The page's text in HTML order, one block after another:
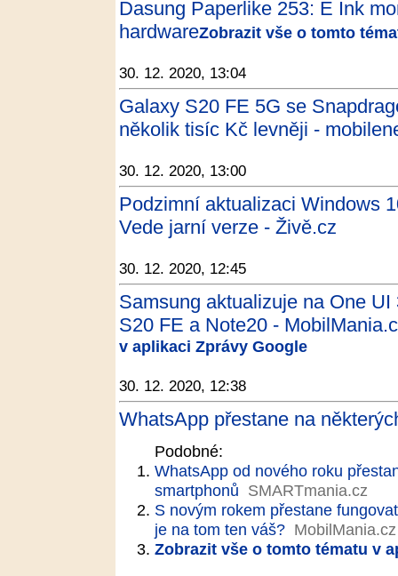
Dasung Paperlike 253: E Ink
hardwareZobrazit vše o tomto
30. 12. 2020, 13:04
Galaxy S20 FE 5G se
několik tisíc Kč levněji -
30. 12. 2020, 13:00
Podzimní aktualizaci Windows
Vede jarní verze - Živě.cz
30. 12. 2020, 12:45
Samsung aktualizuje na One
S20 FE a Note20 -
v aplikaci Zprávy Google
30. 12. 2020, 12:38
WhatsApp přestane na
Podobné:
WhatsApp od nového roku
smartphonů SMARTmania.cz
S novým rokem přestane
je na tom ten váš? MobilMania.cz
Zobrazit vše o tomto tématu v